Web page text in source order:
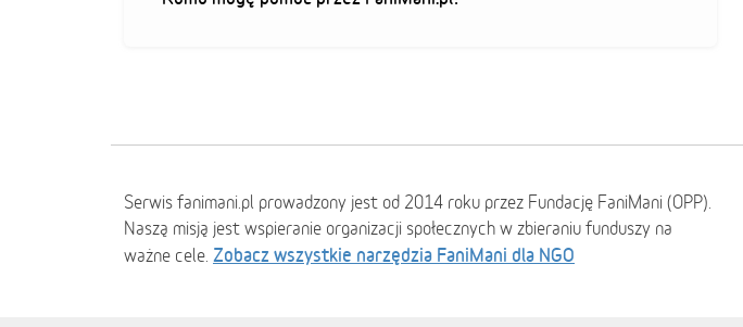
Serwis fanimani.pl prowadzony jest od 2014 roku przez Fundację FaniMani (OPP).
Naszą misją jest wspieranie organizacji społecznych w zbieraniu funduszy na
ważne cele. Zobacz wszystkie narzędzia FaniMani dla NGO